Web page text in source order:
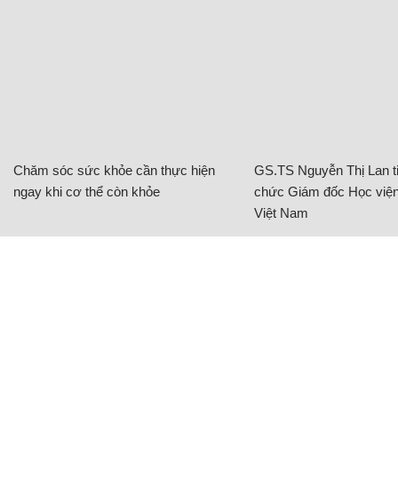
Chăm sóc sức khỏe cần thực hiện
ngay khi cơ thể còn khỏe
GS.TS Nguyễn Thị Lan
chức Giám đốc Học
Việt Nam